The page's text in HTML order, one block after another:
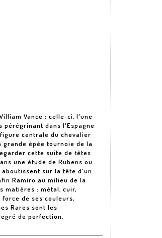
Vance : celle-ci, l'une
pérégrinant dans l'Espagne
centrale du chevalier
grande épée tournoie de la
cette suite de têtes
une étude de Rubens ou
sur la tête d'un
Ramiro au milieu de la
matières : métal, cuir,
de ses couleurs,
Rares sont les
de perfection.